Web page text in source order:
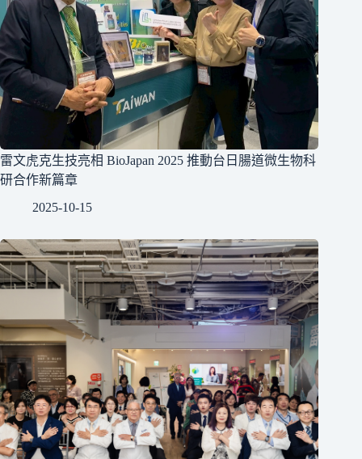
雷文虎克生技亮相 BioJapan 2025 推動台日腸道微生物科
研合作新篇章
2025-10-15